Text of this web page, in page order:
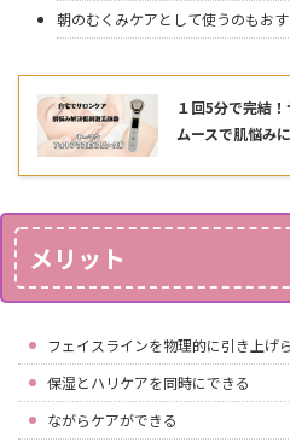
朝のむくみケアとして使うのもお
１回5分で完結
ムースで肌悩み
メリット
フェイスラインを物理的に引き上げ
保湿とハリケアを同時にできる
ながらケアができる